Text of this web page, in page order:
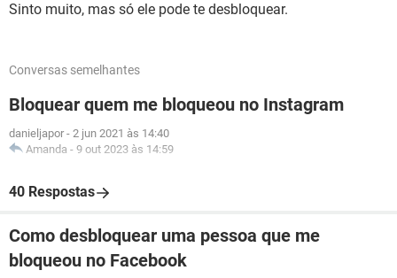
Sinto muito, mas só ele pode te desbloquear.
Conversas semelhantes
Bloquear quem me bloqueou no Instagram
danieljapor - 2 jun 2021 às 14:40
Amanda - 9 out 2023 às 14:59
40 Respostas
Como desbloquear uma pessoa que me
bloqueou no Facebook